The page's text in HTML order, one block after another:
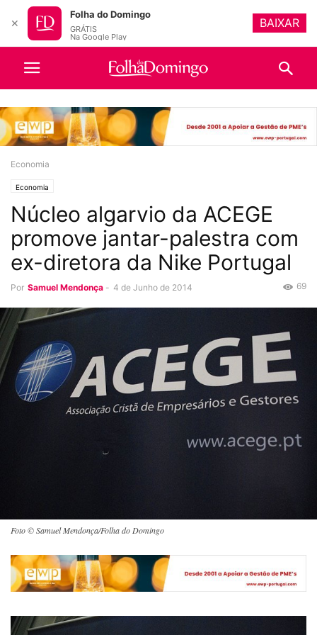
Economia
Economia
Núcleo algarvio da ACEGE
promove jantar-palestra com
ex-diretora da Nike Portugal
Por Samuel Mendonça - 4 de Junho de 2014 69
Foto © Samuel Mendonça/Folha do Domingo
✕
Folha do Domingo
GRÁTIS
Na Google Play
BAIXAR